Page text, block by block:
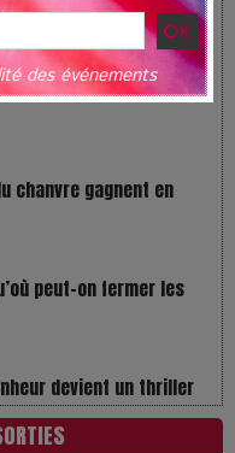
bascule dans l’ère des
à l’ère des
des événements